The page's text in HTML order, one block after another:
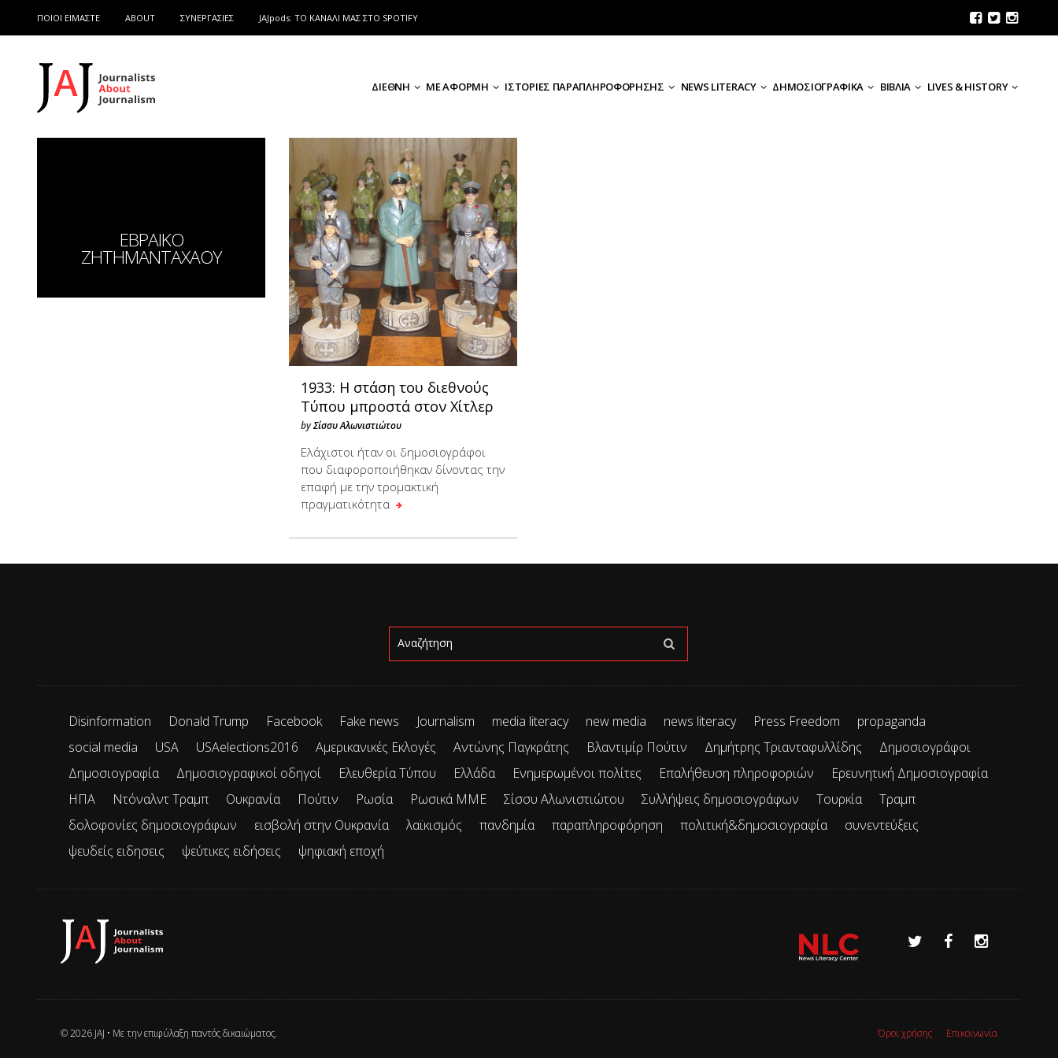
ΠΟΙΟΙ ΕΙΜΑΣΤΕ ABOUT ΣΥΝΕΡΓΑΣΙΕΣ JAJpods: TO ΚΑΝΑΛΙ ΜΑΣ ΣΤΟ SPOTIFY
ΔΙΕΘΝΗ ΜΕ ΑΦΟΡΜΗ ΙΣΤΟΡΙΕΣ ΠΑΡΑΠΛΗΡΟΦΟΡΗΣΗΣ NEWS LITERACY ΔΗΜΟΣΙΟΓΡΑΦΙΚΑ ΒΙΒΛΙΑ LIVES & HISTORY
ΕΒΡΑΙΚΟ
ΖΗΤΗΜΑΝΤΑΧΑΟΥ
1933: Η στάση του διεθνούς
Τύπου μπροστά στον Χίτλερ
byΣίσσυ Αλωνιστιώτου
Ελάχιστοι ήταν οι δημοσιογράφοι
που διαφοροποιήθηκαν δίνοντας την
επαφή με την τρομακτική
πραγματικότητα
Disinformation Donald Trump Facebook Fake news Journalism media literacy new media news literacy Press Freedom
propaganda
social media
USA USAelections2016 Αμερικανικές Εκλογές Αντώνης Παγκράτης Βλαντιμίρ Πούτιν Δημήτρης Τριανταφυλλίδης
Δημοσιογράφοι
Δημοσιογραφία
Δημοσιογραφικοί οδηγοί Ελευθερία Τύπου Ελλάδα Ενημερωμένοι πολίτες Επαλήθευση πληροφοριών
Ερευνητική Δημοσιογραφία
ΗΠΑ
Ντόναλντ Τραμπ Ουκρανία Πούτιν Ρωσία Ρωσικά ΜΜΕ Σίσσυ Αλωνιστιώτου Συλλήψεις δημοσιογράφων Τουρκία
Τραμπ
δολοφονίες δημοσιογράφων
εισβολή στην Ουκρανία λαϊκισμός πανδημία παραπληροφόρηση πολιτική&δημοσιογραφία
συνεντεύξεις
ψευδείς ειδησεις
ψεύτικες ειδήσεις ψηφιακή εποχή
© 2026 JAJ • Mε την επιφύλαξη παντός δικαιώματος. Όροι χρήσης Επικοινωνία